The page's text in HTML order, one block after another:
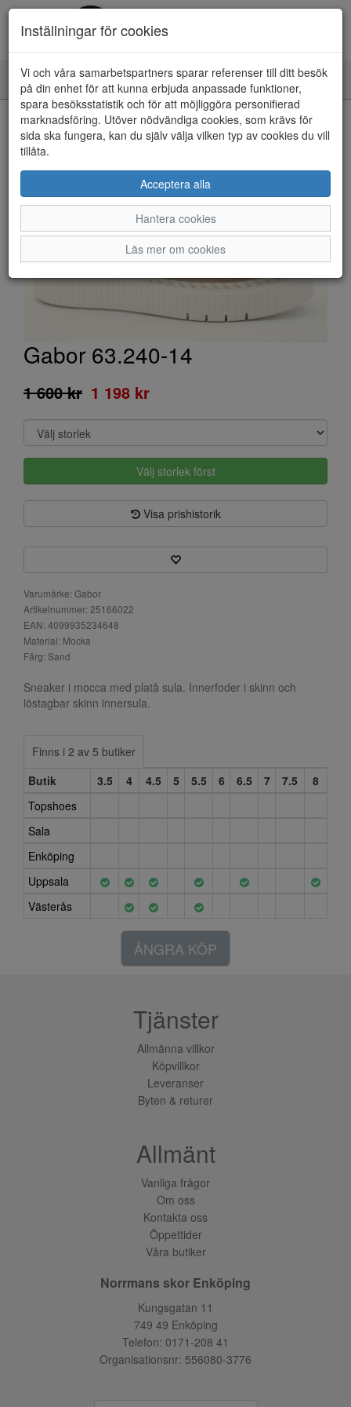
Toggle
navigation
HEM
Gabor 63.240-14
1 600 kr 1 198 kr
Välj storlek först
Visa prishistorik
Varumärke: Gabor
Artikelnummer: 25166022
EAN: 4099935234648
Material: Mocka
Färg: Sand
Sneaker i mocca med platå sula. Innerfoder i skinn och
löstagbar skinn innersula.
Finns i 2 av 5 butiker
Butik
3.5 4 4.5 5 5.5 6 6.5 7 7.5
8
Topshoes
Sala
Enköping
Uppsala
Västerås
ÅNGRA KÖP
Inställningar för cookies
Vi och våra samarbetspartners sparar referenser till ditt besök
på din enhet för att kunna erbjuda anpassade funktioner,
spara besöksstatistik och för att möjliggöra personifierad
marknadsföring. Utöver nödvändiga cookies, som krävs för
sida ska fungera, kan du själv välja vilken typ av cookies du vill
tillåta.
Acceptera alla
Hantera cookies
Läs mer om cookies
Tjänster
Allmänna villkor
Köpvillkor
Leveranser
Byten & returer
Allmänt
Vanliga frågor
Om oss
Kontakta oss
Öppettider
Våra butiker
Norrmans skor Enköping
Kungsgatan 11
749 49 Enköping
Telefon: 0171-208 41
Organisationsnr: 556080-3776